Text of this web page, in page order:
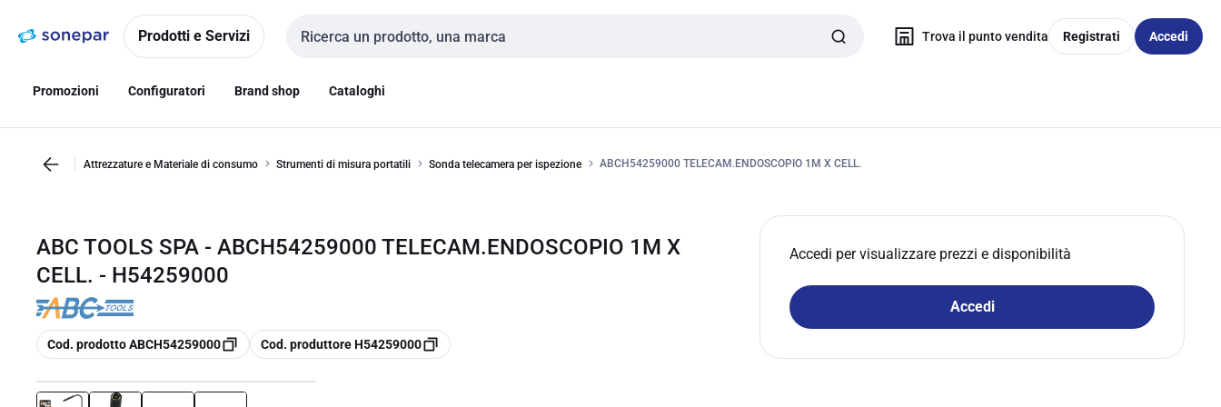
navigazionealla
Prodotti e Servizi
Cerca input
Trova il punto vendita Registrati Accedi
Promozioni Configuratori Brand shop Cataloghi
Attrezzature e Materiale di consumo Strumenti di misura portatili Sonda telecamera per ispezione ABCH54259000 TELECAM.ENDOSCOPIO 1M X CELL.
ABC TOOLS SPA - ABCH54259000 TELECAM.ENDOSCOPIO 1M X
CELL. - H54259000
copia
Cod. prodotto ABCH54259000 copia
Cod. produttore H54259000
Accedi per visualizzare prezzi e disponibilità
Accedi